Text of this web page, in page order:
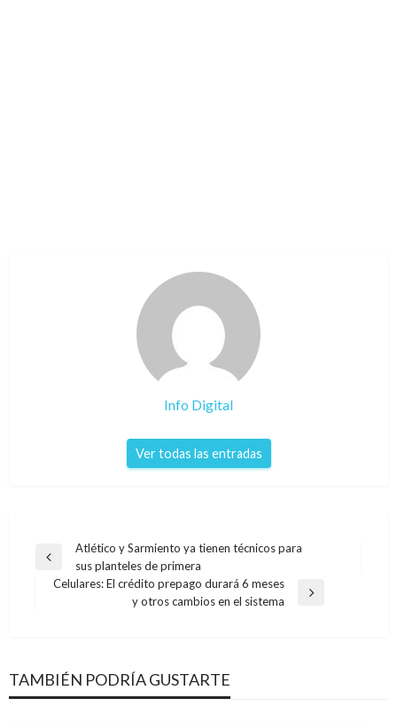
Info Digital
Ver todas las entradas
Navegación
de
Entrada
anterior
Atlético y Sarmiento ya tienen técnicos para
sus planteles de primera
Celulares: El crédito prepago durará 6 meses
y otros cambios en el sistema
TAMBIÉN PODRÍA GUSTARTE